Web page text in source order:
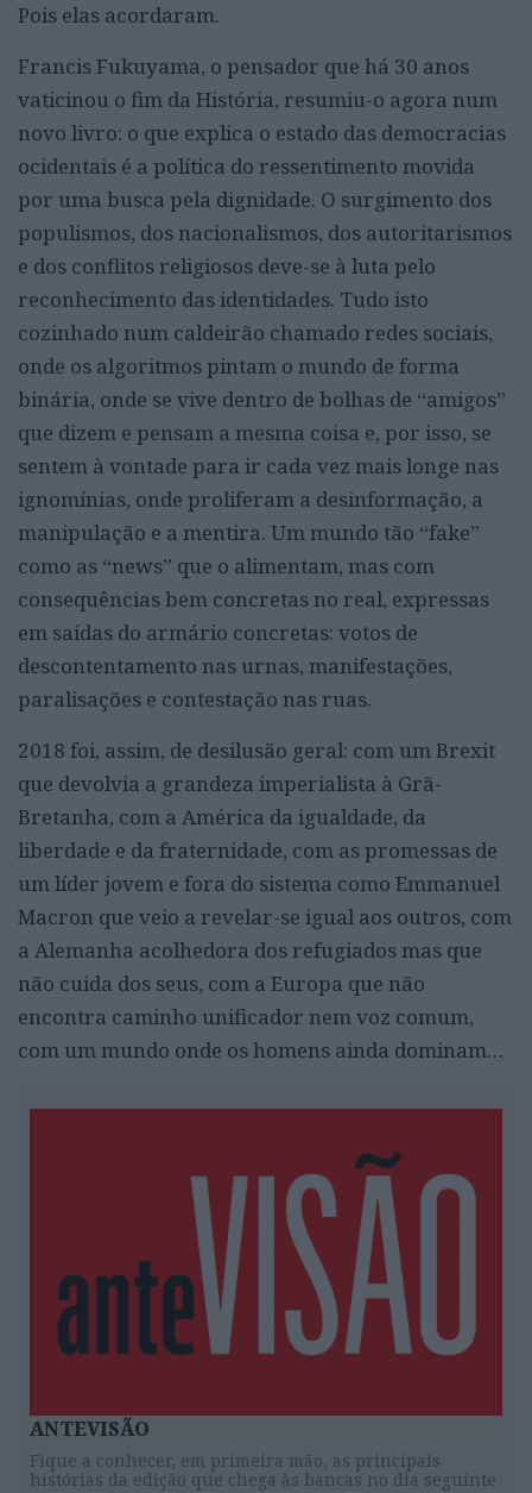
Pois elas acordaram.
Francis Fukuyama, o pensador que há 30 anos
vaticinou o fim da História, resumiu-o agora num
novo livro: o que explica o estado das democracias
ocidentais é a política do ressentimento movida
por uma busca pela dignidade. O surgimento dos
populismos, dos nacionalismos, dos autoritarismos
e dos conflitos religiosos deve-se à luta pelo
reconhecimento das identidades. Tudo isto
cozinhado num caldeirão chamado redes sociais,
onde os algoritmos pintam o mundo de forma
binária, onde se vive dentro de bolhas de “amigos”
que dizem e pensam a mesma coisa e, por isso, se
sentem à vontade para ir cada vez mais longe nas
ignomínias, onde proliferam a desinformação, a
manipulação e a mentira. Um mundo tão “fake”
como as “news” que o alimentam, mas com
consequências bem concretas no real, expressas
em saídas do armário concretas: votos de
descontentamento nas urnas, manifestações,
paralisações e contestação nas ruas.
2018 foi, assim, de desilusão geral: com um Brexit
que devolvia a grandeza imperialista à Grã-
Bretanha, com a América da igualdade, da
liberdade e da fraternidade, com as promessas de
um líder jovem e fora do sistema como Emmanuel
Macron que veio a revelar-se igual aos outros, com
a Alemanha acolhedora dos refugiados mas que
não cuida dos seus, com a Europa que não
encontra caminho unificador nem voz comum,
com um mundo onde os homens ainda dominam…
ANTEVISÃO
Fique a conhecer, em primeira mão, as principais
histórias da edição que chega às bancas no dia seguinte